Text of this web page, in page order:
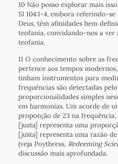
10 Não posso explorar mais
Sl 104:1-4, embora referindo-
Deus, têm afinidades bem
teofania, convidando-nos a ver
teofania.
11 O conhecimento sobre as
pertence aos tempos
tinham instrumentos para
frequências são detectadas
proporcionalidades simples
em harmonias. Um acorde de
proporção de 2:1 na
[justa] representa uma
[justa] representa uma razão
(veja Poythress, Redeeming
discussão mais aprofundada.